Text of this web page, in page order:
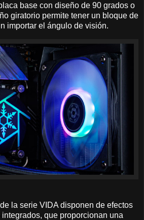
base con diseño de 90 grados o
giratorio permite tener un bloque de
importar el ángulo de visión.
la serie VIDA disponen de efectos
que proporcionan una